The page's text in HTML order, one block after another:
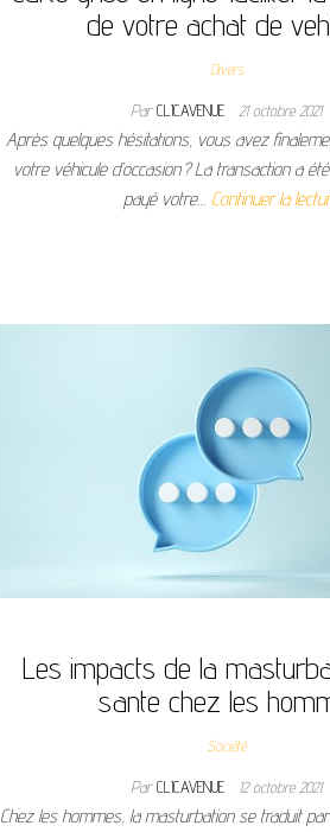
de votre achat de
Divers
ParCLICAVENUE 21 octobre 2021
Après quelques hésitations, vous avez
votre véhicule d’occasion ? La transaction a
payé votre… Continuer la
Les impacts de la
sante chez les
Société
ParCLICAVENUE 12 octobre 2021
Chez les hommes, la masturbation se traduit